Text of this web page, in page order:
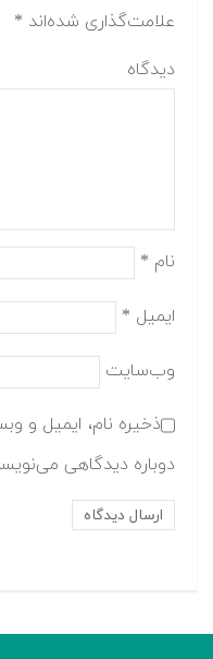
علامت‌گذاری شده‌اند *
دیدگاه
نام *
ایمیل *
وب‌سایت
ذخیره نام، ایمیل و
دوباره دیدگاهی